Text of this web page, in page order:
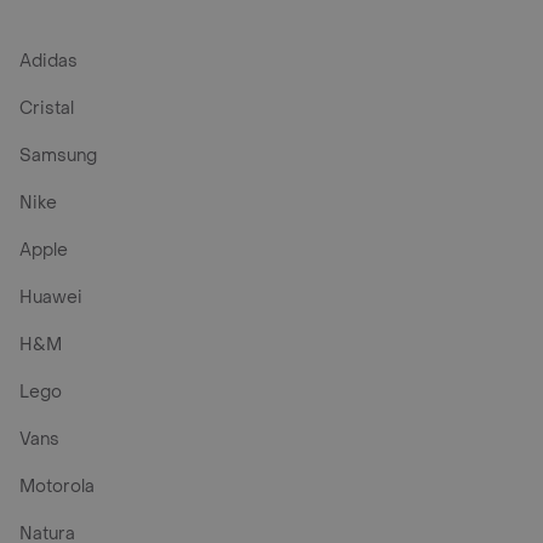
Adidas
Cristal
Samsung
Nike
Apple
Huawei
H&M
Lego
Vans
Motorola
Natura